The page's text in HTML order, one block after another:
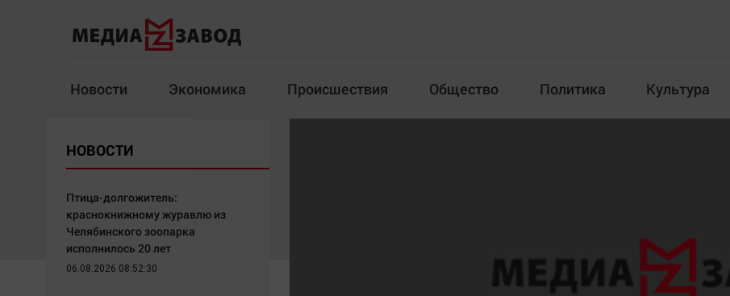
Новости Экономика Происшествия Общество Политика Культура
Здоровье
Архив
НОВОСТИ
Птица-долгожитель:
краснокнижному журавлю из
Челябинского зоопарка
исполнилось 20 лет
06.08.2026 08:52:30